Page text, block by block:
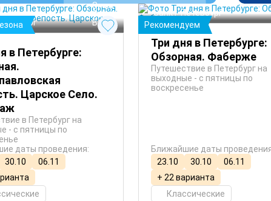
Зима
Осень
Весна
в Петербурге:
Царское Село.
в Петербург на
- с пятницы по
даты проведения:
30.10
06.11
Санкт-Петербург
Рекомендуем
Три дня в Петербурге:
Обзорная. Фаберже
Путешествие в Петербург на
выходные - с пятницы по
воскресенье
Ближайшие даты
23.10
30.10
06.11
+ 22 варианта
Классические